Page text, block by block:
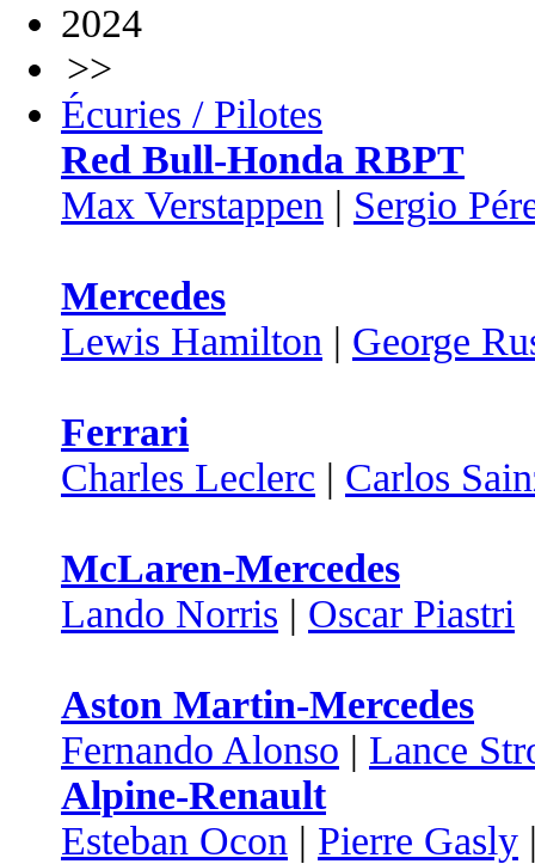
2024
>>
Écuries / Pilotes
Red Bull-Honda RBPT
Max Verstappen | Sergio
Mercedes
Lewis Hamilton | George
Ferrari
Charles Leclerc | Carlos
McLaren-Mercedes
Lando Norris | Oscar Piastri
Aston Martin-Mercedes
Fernando Alonso | Lance
Alpine-Renault
Esteban Ocon | Pierre Gasly